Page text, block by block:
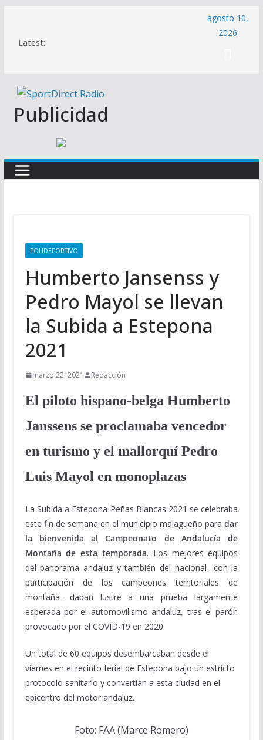
contenido
Latest:
agosto 10,
2026
Publicidad
POLIDEPORTIVO
Humberto Jansenss y
Pedro Mayol se llevan
la Subida a Estepona
2021
marzo 22, 2021 Redacción
El piloto hispano-belga Humberto
Janssens se proclamaba vencedor
en turismo y el mallorquí Pedro
Luis Mayol en monoplazas
La Subida a Estepona-Peñas Blancas 2021 se celebraba
este fin de semana en el municipio malagueño paradar
la bienvenida al Campeonato de Andalucía de
Montaña de esta temporada. Los mejores equipos
del panorama andaluz y también del nacional- con la
participación de los campeones territoriales de
montaña- daban lustre a una prueba largamente
esperada por el automovilismo andaluz, tras el parón
provocado por el COVID-19 en 2020.
Un total de 60 equipos desembarcaban desde el
viernes en el recinto ferial de Estepona bajo un estricto
protocolo sanitario y convertían a esta ciudad en el
epicentro del motor andaluz.
Foto: FAA (Marce Romero)